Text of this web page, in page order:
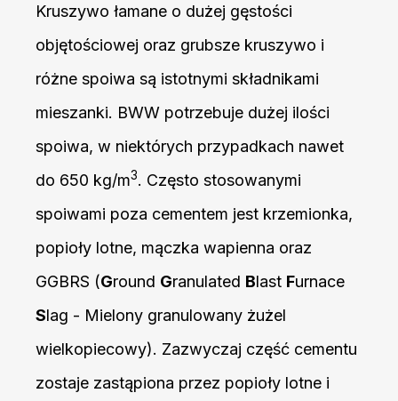
Kruszywo łamane o dużej gęstości
objętościowej oraz grubsze kruszywo i
różne spoiwa są istotnymi składnikami
mieszanki. BWW potrzebuje dużej ilości
spoiwa, w niektórych przypadkach nawet
do 650 kg/m3. Często stosowanymi
spoiwami poza cementem jest krzemionka,
popioły lotne, mączka wapienna oraz
GGBRS (Ground Granulated Blast Furnace
Slag - Mielony granulowany żużel
wielkopiecowy). Zazwyczaj część cementu
zostaje zastąpiona przez popioły lotne i